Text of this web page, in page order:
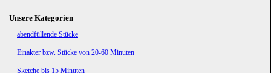
Unsere Kategorien
Navigation
abendfüllende Stücke
Einakter bzw. Stücke von 20-60 Minuten
Sketche bis 15 Minuten